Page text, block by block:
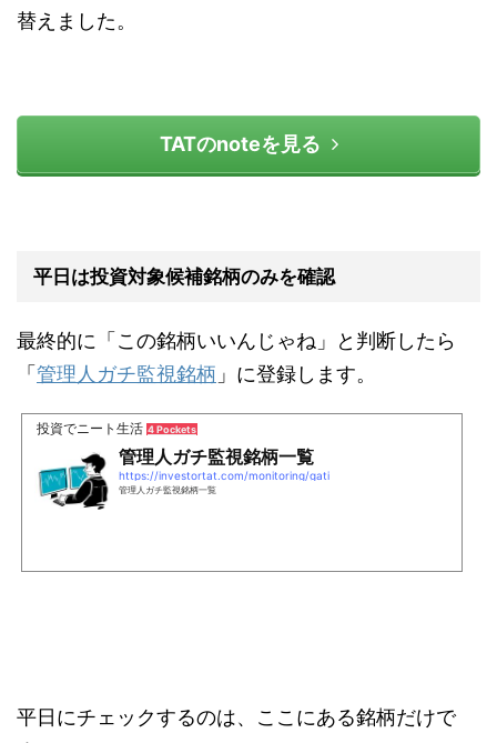
替えました。
TATのnoteを見る
平日は投資対象候補銘柄のみを確認
最終的に「この銘柄いいんじゃね」と判断したら
「管理人ガチ監視銘柄 」に登録します。
投資でニート生活 4 Pockets
管理人ガチ監視銘柄一覧
https://investortat.com/monitoring/gati
管理人ガチ監視銘柄一覧
平日にチェックするのは、ここにある銘柄だけで